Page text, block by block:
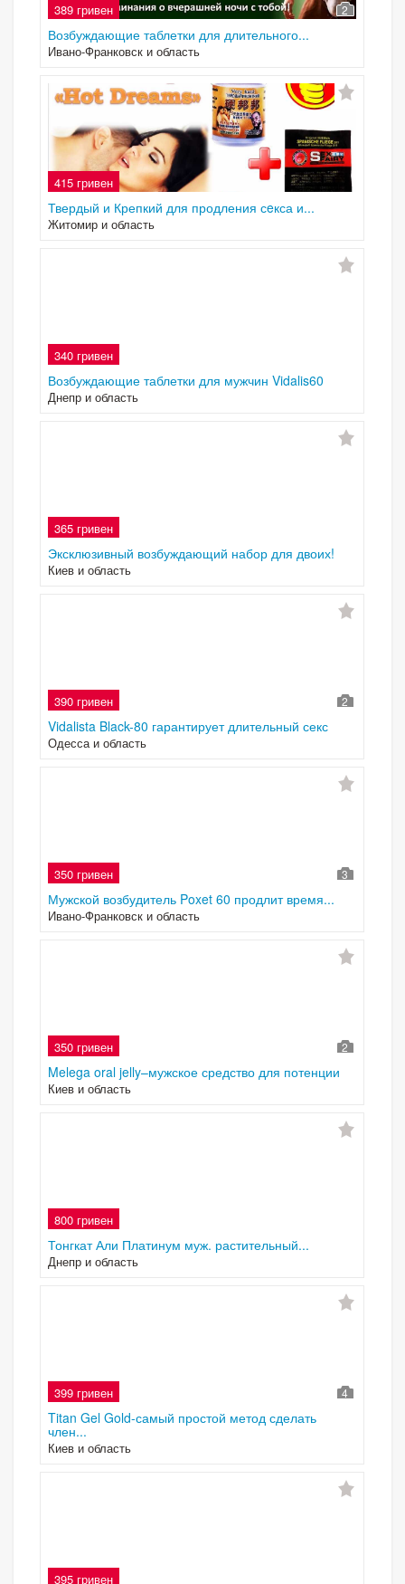
389 гривен 2
Возбуждающие таблетки для длительного...
Ивано-Франковск и область
415 гривен
Твердый и Крепкий для продления сeкса и...
Житомир и область
340 гривен
Возбуждающие таблетки для мужчин Vidalis60
Днепр и область
365 гривен
Эксклюзивный возбуждающий набор для двоих!
Киев и область
390 гривен 2
Vidalista Black-80 гарантирует длительный секс
Одесса и область
350 гривен 3
Мужской возбудитель Poxet 60 продлит время...
Ивано-Франковск и область
350 гривен 2
Melega oral jelly–мужское средство для потенции
Киев и область
800 гривен
Тонгкат Али Платинум муж. растительный...
Днепр и область
399 гривен 4
Titan Gel Gold-самый простой метод сделать
член...
Киев и область
395 гривен